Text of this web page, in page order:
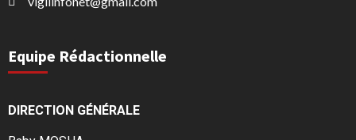
Equipe Rédactionnelle
DIRECTION GÉNÉRALE